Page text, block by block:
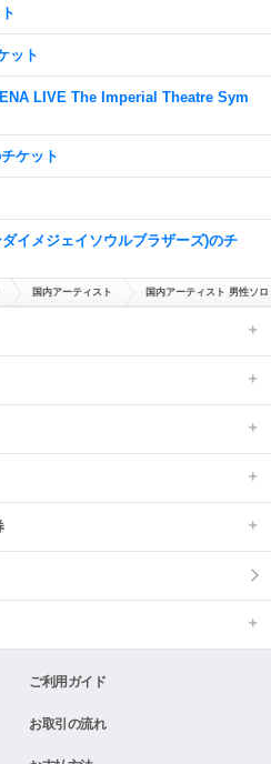
ット
LIVE The Imperial Theatre Sym
ケット
イメジェイソウルブラザーズ)のチ
国内アーティスト 国内アーティスト 男性ソロ
ご利用ガイド
お取引の流れ